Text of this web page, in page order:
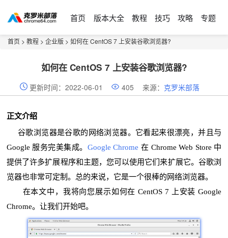
首页 版本大全 教程 技巧 攻略 专题
首页 > 教程 > 企业版 > 如何在 CentOS 7 上安装谷歌浏览器?
如何在 CentOS 7 上安装谷歌浏览器?
更新时间：2022-06-01 405 来源： 克罗米部落
正文介绍
谷歌浏览器是谷歌的网络浏览器。它看起来很漂亮，并且与
Google 服务完美集成。 Google Chrome 在 Chrome Web Store 中
提供了许多扩展程序和主题，您可以使用它们来扩展它。谷歌浏
览器也非常可定制。总的来说，它是一个很棒的网络浏览器。
在本文中，我将向您展示如何在 CentOS 7 上安装 Google
Chrome。让我们开始吧。